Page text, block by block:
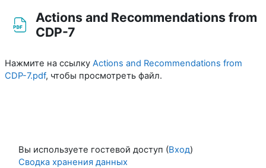
Actions and Recommendations from
CDP-7
Нажмите на ссылку Actions and Recommendations from
CDP-7.pdf, чтобы просмотреть файл.
Вы используете гостевой доступ (Вход)
Сводка хранения данных